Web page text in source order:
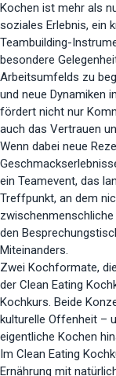
Kochen ist mehr als
soziales Erlebnis, ein
Teambuilding-
besondere
Arbeitsumfelds zu
und neue Dynamiken
fördert nicht nur
auch das Vertrauen
Wenn dabei neue
ein Teamevent, das
Treffpunkt, an dem
den
Miteinanders.
Zwei Kochformate,
der Clean Eating
Kochkurs. Beide
kulturelle Offenheit –
eigentliche Kochen
Im Clean Eating
Ernährung mit